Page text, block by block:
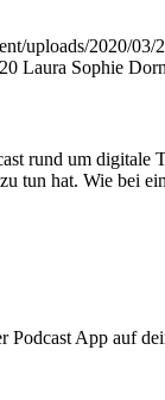
uploads/2020/03/
Laura Sophie
rund um digitale
tun hat. Wie bei
App auf